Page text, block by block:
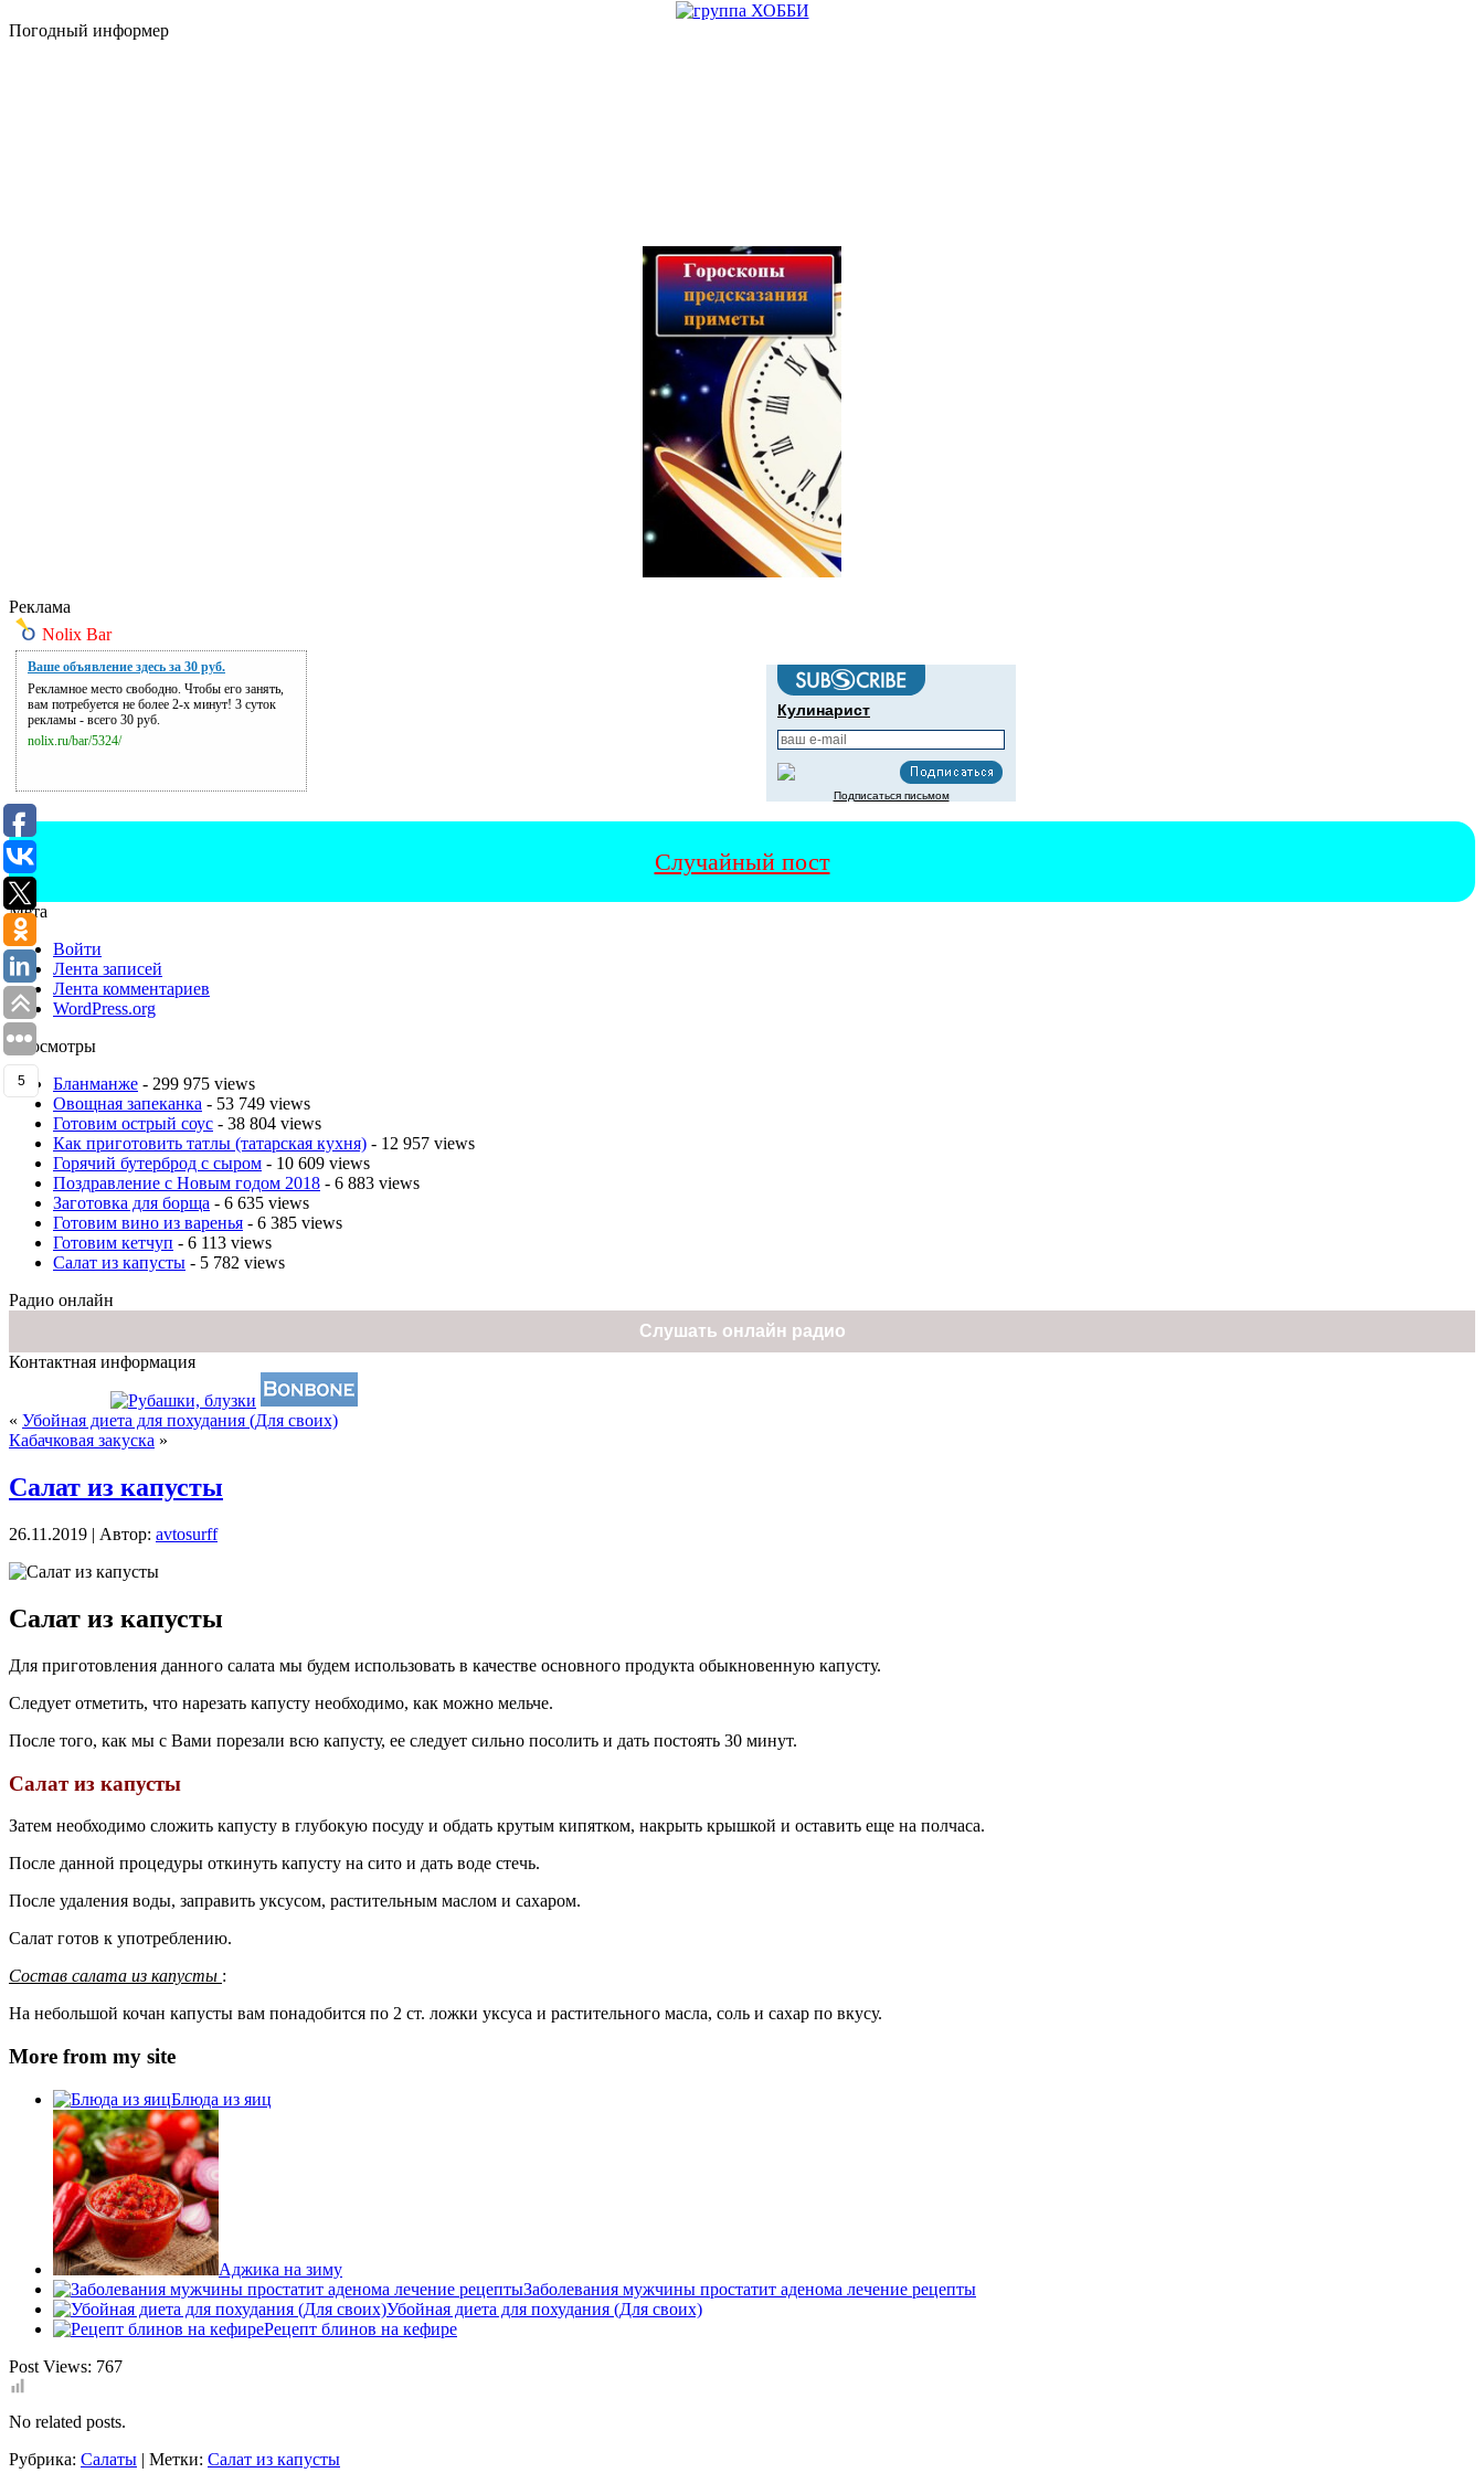
Погодный информер
Реклама
Nolix Bar
Ваше объявление здесь за 30 руб.
Рекламное место свободно. Чтобы его занять,
вам потребуется не более 2-х минут! 3 суток
рекламы - всего 30 руб.
nolix.ru/bar/5324/
Кулинарист
Подписаться письмом
Случайный пост
Мета
Войти
Лента записей
Лента комментариев
WordPress.org
Просмотры
Бланманже - 299 975 views
Овощная запеканка - 53 749 views
Готовим острый соус - 38 804 views
Как приготовить татлы (татарская кухня) - 12 957 views
Горячий бутерброд с сыром - 10 609 views
Поздравление с Новым годом 2018 - 6 883 views
Заготовка для борща - 6 635 views
Готовим вино из варенья - 6 385 views
Готовим кетчуп - 6 113 views
Салат из капусты - 5 782 views
Радио онлайн
Слушать онлайн радио
Контактная информация
« Убойная диета для похудания (Для своих)
Кабачковая закуска »
Салат из капусты
26.11.2019 | Автор: avtosurff
Салат из капусты
Для приготовления данного салата мы будем использовать в качестве основного продукта обыкновенную капусту.
Следует отметить, что нарезать капусту необходимо, как можно мельче.
После того, как мы с Вами порезали всю капусту, ее следует сильно посолить и дать постоять 30 минут.
Салат из капусты
Затем необходимо сложить капусту в глубокую посуду и обдать крутым кипятком, накрыть крышкой и оставить еще на полчаса.
После данной процедуры откинуть капусту на сито и дать воде стечь.
После удаления воды, заправить уксусом, растительным маслом и сахаром.
Салат готов к употреблению.
Состав салата из капусты :
На небольшой кочан капусты вам понадобится по 2 ст. ложки уксуса и растительного масла, соль и сахар по вкусу.
More from my site
Блюда из яиц
Аджика на зиму
Заболевания мужчины простатит аденома лечение рецепты
Убойная диета для похудания (Для своих)
Рецепт блинов на кефире
Post Views: 767
No related posts.
Рубрика: Салаты | Метки: Салат из капусты
5